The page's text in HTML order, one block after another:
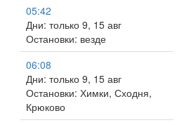
05:42
Дни: только 9, 15 авг
Остановки: везде
06:08
Дни: только 9, 15 авг
Остановки: Химки, Сходня,
Крюково